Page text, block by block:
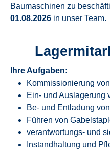
Baumaschinen zu
01.08.2026 in unser Team.
Ihre Aufgaben:
Kommissionierung
Ein- und Auslagerung
Be- und Entladung
Führen von
verantwortungs- und
Instandhaltung und